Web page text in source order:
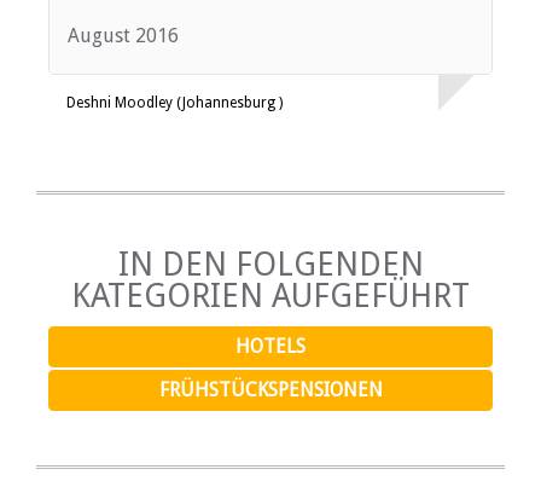
August 2016
Deshni Moodley (Johannesburg )
IN DEN FOLGENDEN
KATEGORIEN AUFGEFÜHRT
HOTELS
FRÜHSTÜCKSPENSIONEN